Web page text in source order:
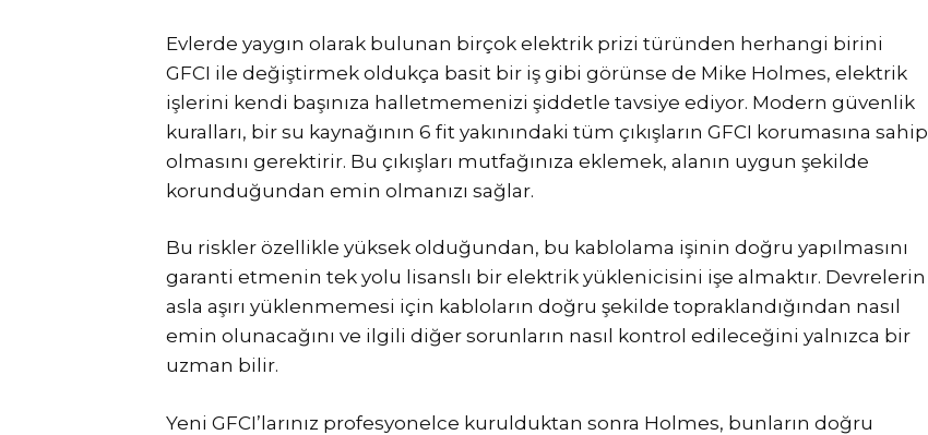
Evlerde yaygın olarak bulunan birçok elektrik prizi türünden herhangi birini
GFCI ile değiştirmek oldukça basit bir iş gibi görünse de Mike Holmes, elektrik
işlerini kendi başınıza halletmemenizi şiddetle tavsiye ediyor. Modern güvenlik
kuralları, bir su kaynağının 6 fit yakınındaki tüm çıkışların GFCI korumasına sahip
olmasını gerektirir. Bu çıkışları mutfağınıza eklemek, alanın uygun şekilde
korunduğundan emin olmanızı sağlar.
Bu riskler özellikle yüksek olduğundan, bu kablolama işinin doğru yapılmasını
garanti etmenin tek yolu lisanslı bir elektrik yüklenicisini işe almaktır. Devrelerin
asla aşırı yüklenmemesi için kabloların doğru şekilde topraklandığından nasıl
emin olunacağını ve ilgili diğer sorunların nasıl kontrol edileceğini yalnızca bir
uzman bilir.
Yeni GFCI’larınız profesyonelce kurulduktan sonra Holmes, bunların doğru